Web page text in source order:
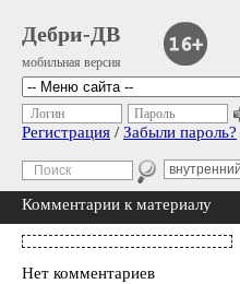
Дебри-ДВ
мобильная версия
Логин Пароль
Регистрация / Забыли пароль?
Комментарии к материалу
Нет комментариев